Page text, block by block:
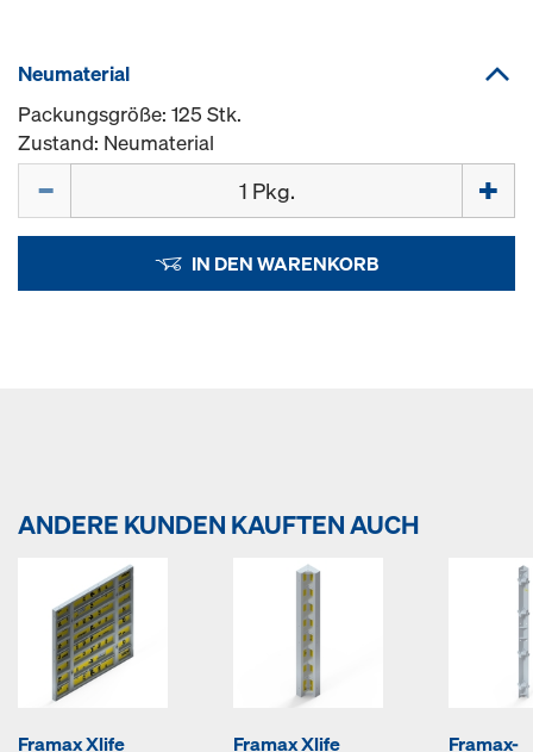
Neumaterial
Packungsgröße: 125 Stk.
Zustand: Neumaterial
IN DEN WARENKORB
ANDERE KUNDEN KAUFTEN AUCH
Framax Xlife
Framax Xlife
Framax-